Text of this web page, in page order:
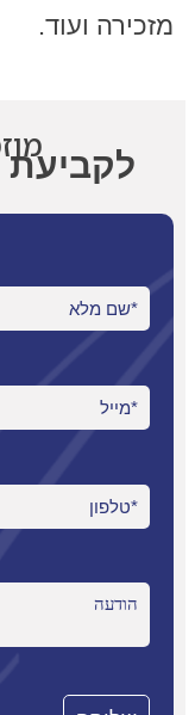
מזכירה ועוד.
לקביעת